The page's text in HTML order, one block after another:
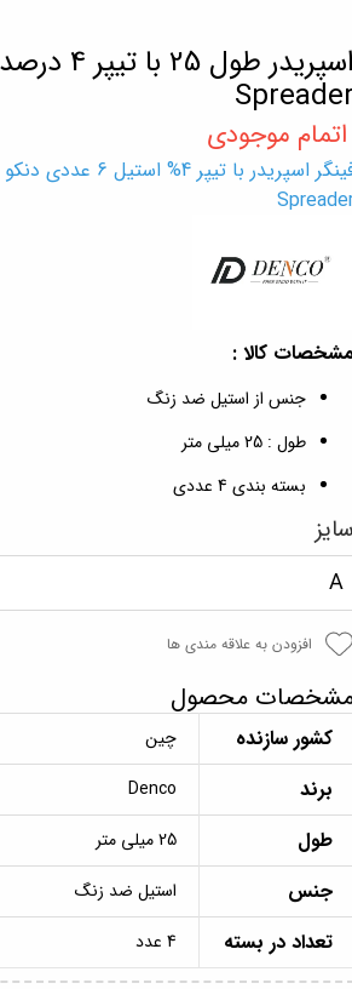
کالا :
جنس از استیل ضد زنگ
طول : 25 میلی‌ متر
بسته بندی 4 عددی
A
افزودن به علاقه مندی ها
محصول
کشور سازنده چین
برند Denco
طول 25 میلی متر
جنس استیل ضد زنگ
تعداد در بسته 4 عدد